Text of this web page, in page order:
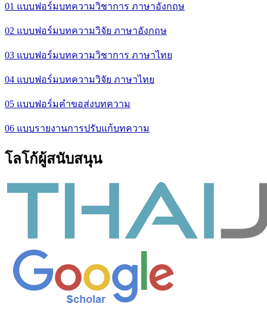
01 แบบฟอร์มบทความวิชาการ ภาษาอังกฤษ
02 แบบฟอร์มบทความวิจัย ภาษาอังกฤษ
03 แบบฟอร์มบทความวิชาการ ภาษาไทย
04 แบบฟอร์มบทความวิจัย ภาษาไทย
05 แบบฟอร์มคำขอส่งบทความ
06 แบบรายงานการปรับแก้บทความ
โลโก้ผู้สนับสนุน